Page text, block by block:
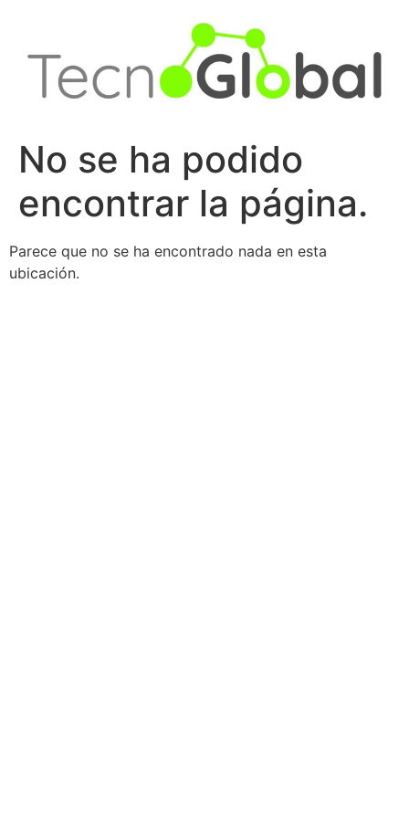
contenido
No se ha podido
encontrar la página.
Parece que no se ha encontrado nada en esta
ubicación.